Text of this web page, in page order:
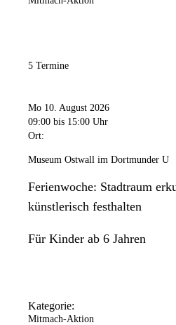
5 Termine
Mo 10. August 2026
09:00 bis 15:00 Uhr
Ort:
Museum Ostwall im Dortmunder U
Ferienwoche: Stadtraum
künstlerisch festhalten
Für Kinder ab 6 Jahren
Kategorie:
Mitmach-Aktion